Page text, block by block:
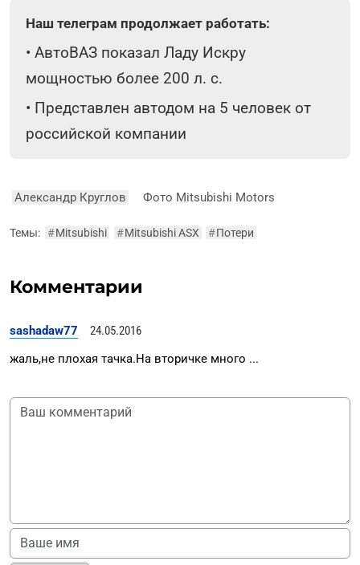
Наш телеграм продолжает работать:
• АвтоВАЗ показал Ладу Искру
мощностью более 200 л. с.
• Представлен автодом на 5 человек от
российской компании
Александр Круглов Фото Mitsubishi Motors
Темы: #Mitsubishi #Mitsubishi ASX #Потери
Комментарии
sashadaw77
24.05.2016
жаль,не плохая тачка.На вторичке много ...